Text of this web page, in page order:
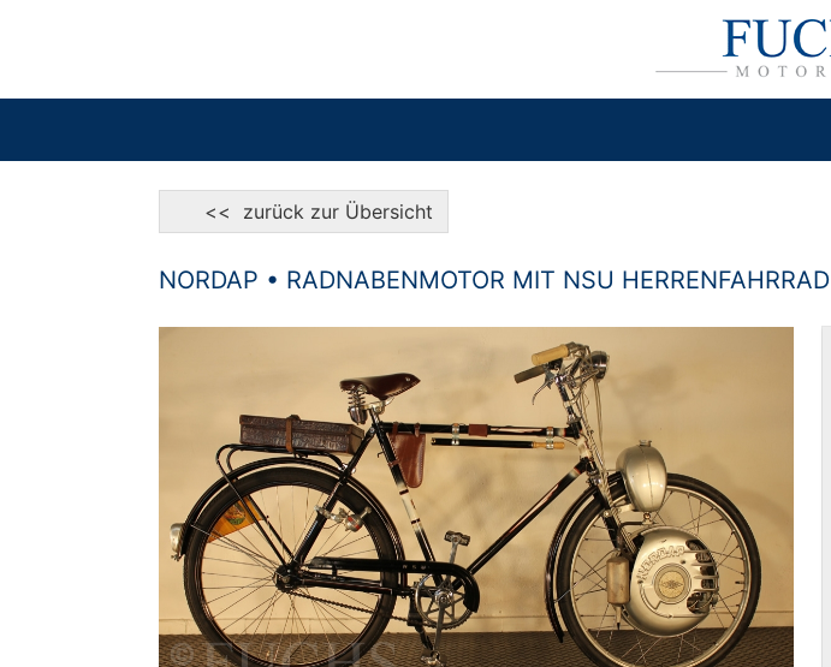
<< zurück zur Übersicht
NORDAP • RADNABENMOTOR MIT NSU HERRENFAHRRAD